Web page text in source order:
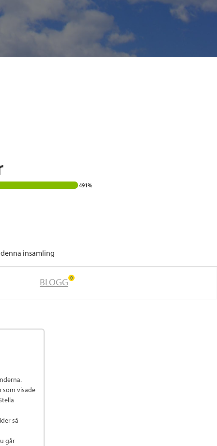
491%
insamling
BLOGG 0
som visade
så
går